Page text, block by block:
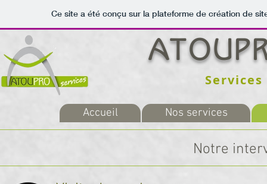
Ce site a été conçu sur la plateforme de création de
Accueil Nos services
Notre